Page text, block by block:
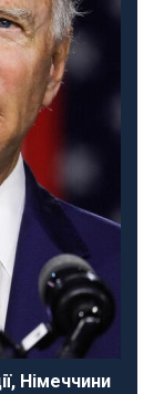
Німеччини